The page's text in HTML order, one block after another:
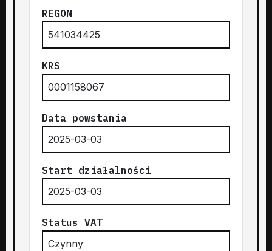
REGON
541034425
KRS
0001158067
Data powstania
2025-03-03
Start działalności
2025-03-03
Status VAT
Czynny